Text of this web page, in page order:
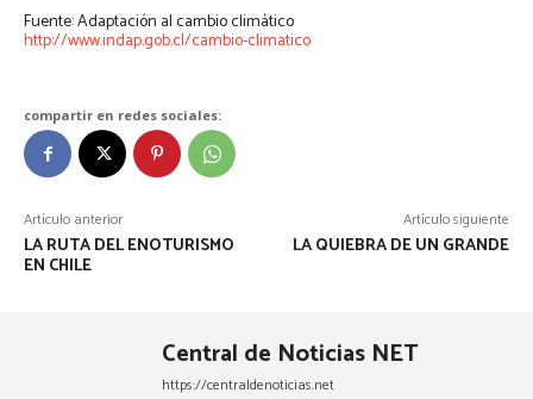
Fuente: Adaptación al cambio climático
http://www.indap.gob.cl/cambio-climatico
compartir en redes sociales:
Artículo anterior
LA RUTA DEL ENOTURISMO
EN CHILE
Artículo siguiente
LA QUIEBRA DE UN GRANDE
Central de Noticias NET
https://centraldenoticias.net